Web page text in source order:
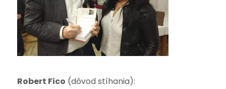
Robert Fico (dôvod stíhania):